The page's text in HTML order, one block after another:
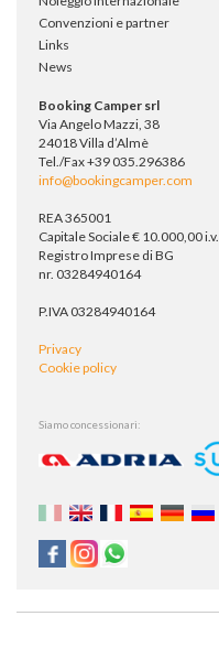
Convenzioni e partner
Links
News
Booking Camper srl
Via Angelo Mazzi, 38
24018 Villa d’Almè
Tel./Fax +39 035.296386
info@bookingcamper.com
REA 365001
Capitale Sociale € 10.000,00 i.v.
Registro Imprese di BG
nr. 03284940164
P.IVA 03284940164
Privacy
Cookie policy
Siamo concessionari: